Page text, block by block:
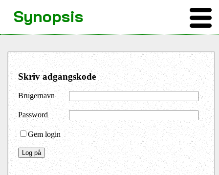
Skriv adgangskode
Brugernavn
Password
Gem login
Synopsis